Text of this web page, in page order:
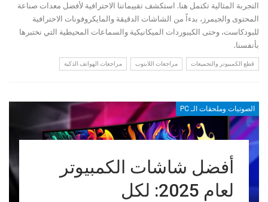
التجربة المثالية تكتمل هنا. استكشف تقييماتنا الاحترافية لأفضل معدات صناعة
المحتوى والجيمرز، بدءاً من الشاشات الدقيقة والمايكروفونات الاحترافية
للبودكاست، وحتى الكيبوردات الميكانيكية والسماعات المحيطية التي نختبرها
بأنفسنا.
قطع الكمبيوتر والتجميعات مراجعات اللابتوب مراجعات الهواتف الذكية
الصوتيات وملحقات الـ PC
أفضل شاشات الكمبيوتر
لعام 2025: لكل